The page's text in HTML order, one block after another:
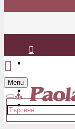
Регистрация
Menu